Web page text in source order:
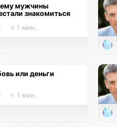
мужчины
знакомиться
< 1 мин.
или деньги
< 1 мин.